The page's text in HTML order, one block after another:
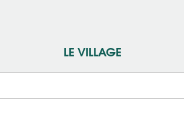
LE VILLAGE